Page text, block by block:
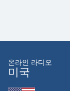
온라인 라디오
미국